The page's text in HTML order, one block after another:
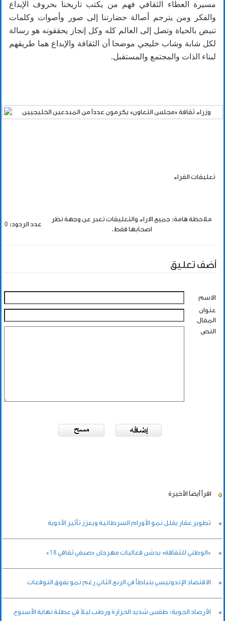
مسيرة العطاء الثقافي فهم من يكتب تاريخنا بحروف الإبداع
والفكر ومن يترجم أصالة حضارتنا إلى صور وأصوات وكلمات
تنبض بالحياة وتصل إلى العالم كله وكل إنجاز يحققونه هو رسالة
لكل شابة وشاب خليجي موضحا أن الثقافة والإبداع هما طريقهم
لبناء الذات والمجتمع والمستقبل.
تعليقات القراء
ملاحظة هامة: جميع الاراء والتعليقات تعبر عن وجهة نظر
اصحابها فقط.
عدد الردود: 0
أضف تعليق
الاسم
عنوان
المقال
النص
اقرأ أيضاً الأخيرة
تطوير عقار يقلل نمو الأورام السرطانية ويعزز تأثير الأدوية
«الوطني للثقافة» يدشن فعاليات مهرجان «صيفي ثقافي 18»
الاقتصاد الإندونيسي يتباطأ في الربع الثاني رغم نمو يفوق التوقعات
الأرصاد الجوية: طقس شديد الحرارة ورطب ليلاً في عطلة نهاية الأسبوع